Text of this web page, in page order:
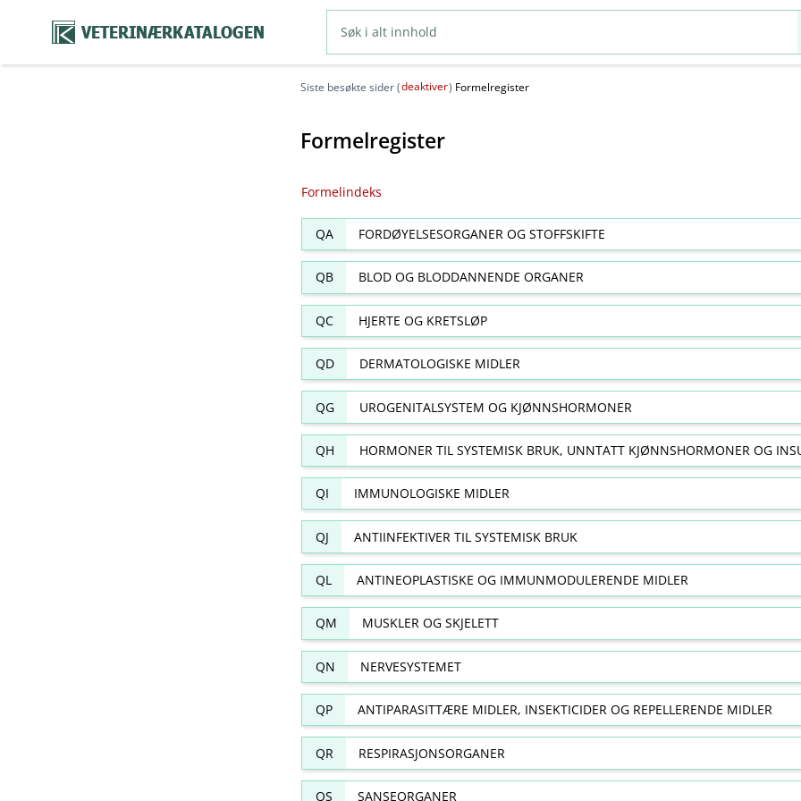
VETERINÆRKATALOGEN
Siste besøkte sider (deaktiver) Formelregister
Formelregister
Formelindeks
QA FORDØYELSESORGANER OG STOFFSKIFTE
QB BLOD OG BLODDANNENDE ORGANER
QC HJERTE OG KRETSLØP
QD DERMATOLOGISKE MIDLER
QG UROGENITALSYSTEM OG KJØNNSHORMONER
QH HORMONER TIL SYSTEMISK BRUK, UNNTATT KJØNNSHORMONER OG
QI IMMUNOLOGISKE MIDLER
QJ ANTIINFEKTIVER TIL SYSTEMISK BRUK
QL ANTINEOPLASTISKE OG IMMUNMODULERENDE MIDLER
QM MUSKLER OG SKJELETT
QN NERVESYSTEMET
QP ANTIPARASITTÆRE MIDLER, INSEKTICIDER OG REPELLERENDE MIDLER
QR RESPIRASJONSORGANER
QS SANSEORGANER